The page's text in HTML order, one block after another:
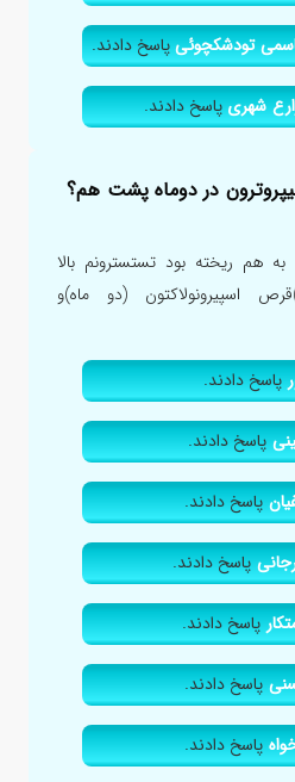
تودشکچوئیپاسخ دادند.
شهریپاسخ دادند.
در دوماه پشت هم؟
هم ریخته بود تستسترونم بالا
اسپیرونولاکتون (دو ماه)و
پاسخ دادند.
پاسخ دادند.
پاسخ دادند.
پاسخ دادند.
پاسخ دادند.
پاسخ دادند.
پاسخ دادند.